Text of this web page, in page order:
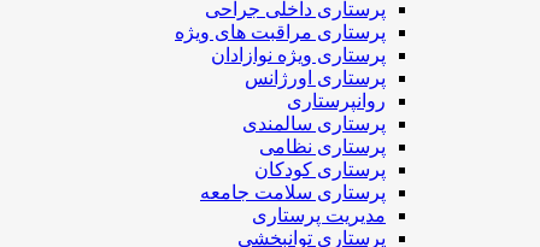
پرستاری داخلی جراحی
پرستاری مراقبت های ويژه
پرستاری ويژه نوازادان
پرستاری اورژانس
روانپرستاری
پرستاری سالمندی
پرستاری نظامی
پرستاری کودکان
پرستاری سلامت جامعه
مدیریت پرستاری
پرستاری توانبخشی